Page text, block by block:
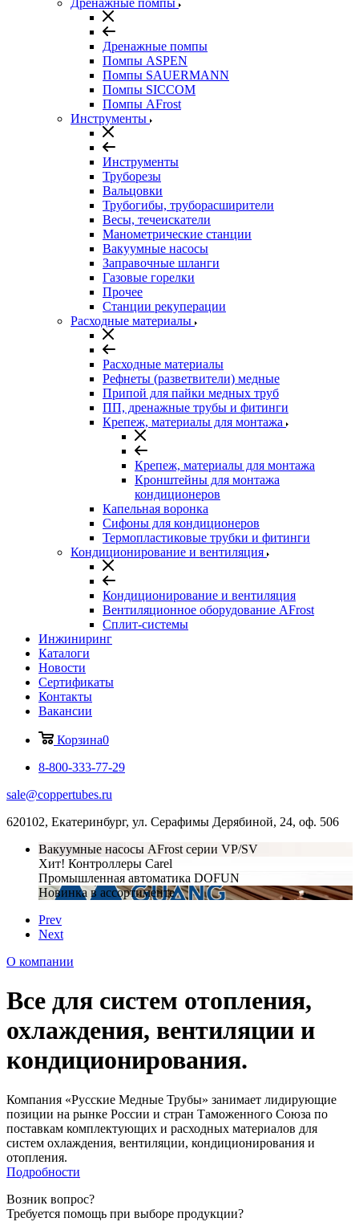
Дренажные помпы
Дренажные помпы
Помпы ASPEN
Помпы SAUERMANN
Помпы SICCOM
Помпы AFrost
Инструменты
Инструменты
Труборезы
Вальцовки
Трубогибы, труборасширители
Весы, течеискатели
Манометрические станции
Вакуумные насосы
Заправочные шланги
Газовые горелки
Прочее
Станции рекуперации
Расходные материалы
Расходные материалы
Рефнеты (разветвители) медные
Припой для пайки медных труб
ПП, дренажные трубы и фитинги
Крепеж, материалы для монтажа
Крепеж, материалы для монтажа
Кронштейны для монтажа
кондиционеров
Капельная воронка
Сифоны для кондиционеров
Термопластиковые трубки и фитинги
Кондиционирование и вентиляция
Кондиционирование и вентиляция
Вентиляционное оборудование AFrost
Сплит-системы
Инжиниринг
Каталоги
Новости
Сертификаты
Контакты
Вакансии
Корзина0
8-800-333-77-29
sale@coppertubes.ru
620102, Екатеринбург, ул. Серафимы Дерябиной, 24, оф. 506
Вакуумные насосы AFrost серии VP/SV
Хит! Контроллеры Carel
Промышленная автоматика DOFUN
Новинка в ассортименте
Prev
Next
О компании
Все для систем отопления,
охлаждения, вентиляции и
кондиционирования.
Компания «Русские Медные Трубы» занимает лидирующие
позиции на рынке России и стран Таможенного Союза по
поставкам комплектующих и расходных материалов для
систем охлаждения, вентиляции, кондиционирования и
отопления.
Подробности
Возник вопрос?
Требуется помощь при выборе продукции?